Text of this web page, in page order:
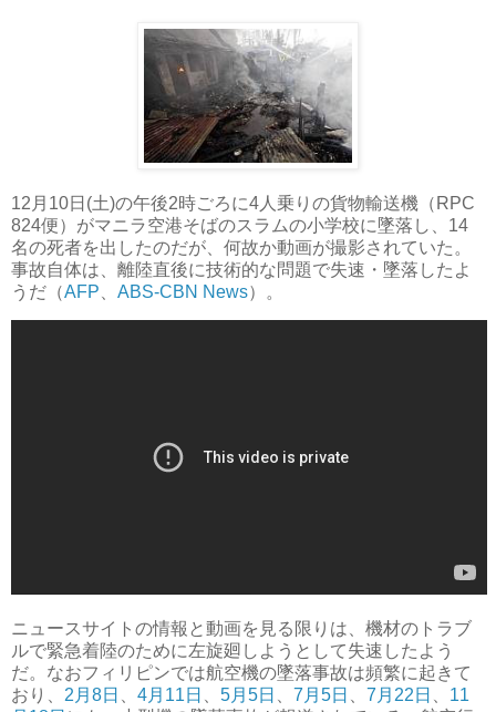
12月10日(土)の午後2時ごろに4人乗りの貨物輸送機（RPC
824便）がマニラ空港そばのスラムの小学校に墜落し、14
名の死者を出したのだが、何故か動画が撮影されていた。
事故自体は、離陸直後に技術的な問題で失速・墜落したよ
うだ（AFP ABS-CBN News）。
ニュースサイトの情報と動画を見る限りは、機材のトラブ
ルで緊急着陸のために左旋廻しようとして失速したよう
だ。なおフィリピンでは航空機の墜落事故は頻繁に起きて
おり、 2月8日 4月11日 5月5日 7月5日 7月22日
11